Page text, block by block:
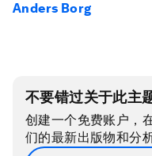
Anders Borg
不要错过关于此主
创建一个免费账户，
们的最新出版物和分析